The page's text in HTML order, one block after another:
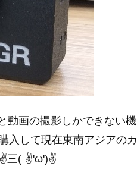
動画の撮影しかできない機
入して現在東南アジアのカ
三( ✌'ω')✌